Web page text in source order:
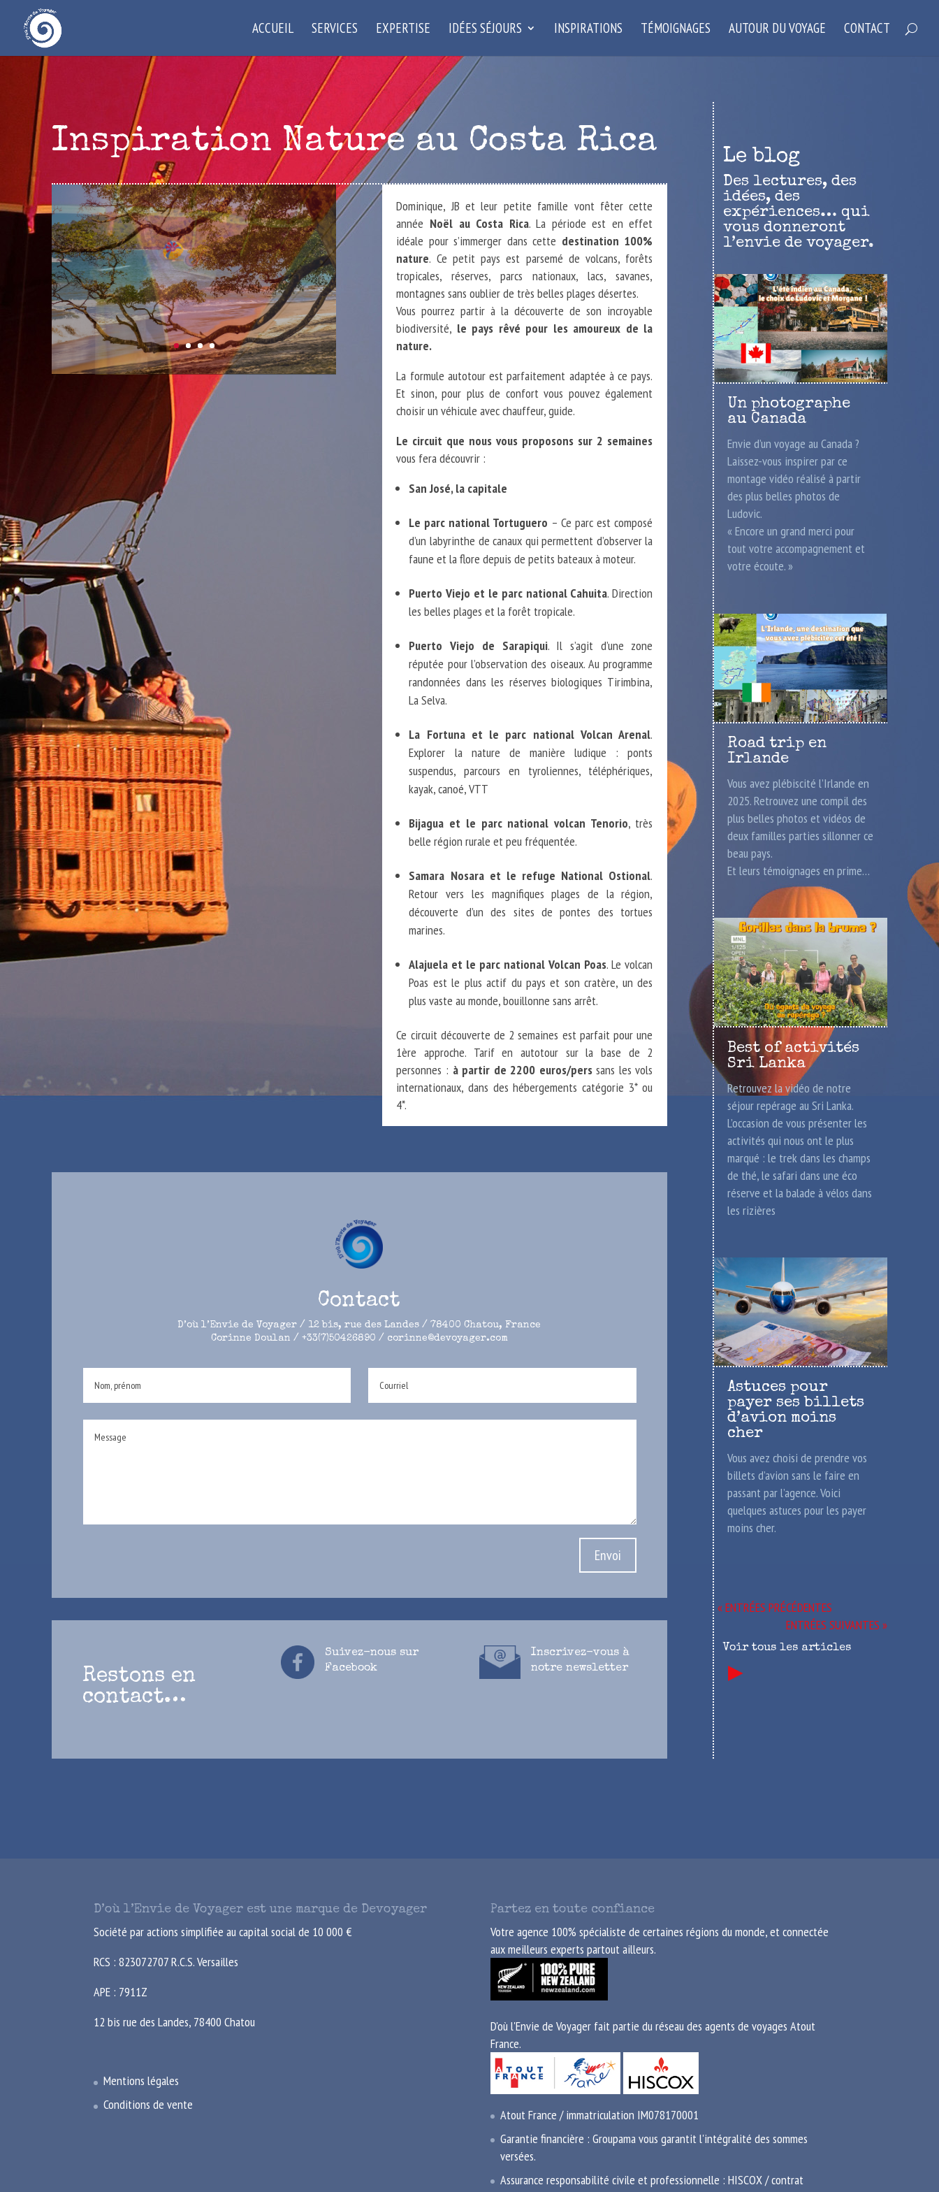
ACCUEIL SERVICES EXPERTISE IDÉES SÉJOURS INSPIRATIONS TÉMOIGNAGES AUTOUR DU VOYAGE CONTACT
Inspiration Nature au Costa Rica
Dominique, JB et leur petite famille vont fêter cette
année Noël au Costa Rica. La période est en effet
idéale pour s’immerger dans cette destination 100%
nature. Ce petit pays est parsemé de volcans, forêts
tropicales, réserves, parcs nationaux, lacs, savanes,
montagnes sans oublier de très belles plages désertes.
Vous pourrez partir à la découverte de son incroyable
biodiversité, le pays rêvé pour les amoureux de la
nature.
La formule autotour est parfaitement adaptée à ce pays.
Et sinon, pour plus de confort vous pouvez également
choisir un véhicule avec chauffeur, guide.
Le circuit que nous vous proposons sur 2 semaines
vous fera découvrir :
San José, la capitale
Le parc national Tortuguero – Ce parc est composé
d’un labyrinthe de canaux qui permettent d’observer la
faune et la flore depuis de petits bateaux à moteur.
Puerto Viejo et le parc national Cahuita. Direction
les belles plages et la forêt tropicale.
Puerto Viejo de Sarapiqui. Il s’agit d’une zone
réputée pour l’observation des oiseaux. Au programme
randonnées dans les réserves biologiques Tirimbina,
La Selva.
La Fortuna et le parc national Volcan Arenal.
Explorer la nature de manière ludique : ponts
suspendus, parcours en tyroliennes, téléphériques,
kayak, canoé, VTT
Bijagua et le parc national volcan Tenorio, très
belle région rurale et peu fréquentée.
Samara Nosara et le refuge National Ostional.
Retour vers les magnifiques plages de la région,
découverte d’un des sites de pontes des tortues
marines.
Alajuela et le parc national Volcan Poas. Le volcan
Poas est le plus actif du pays et son cratère, un des
plus vaste au monde, bouillonne sans arrêt.
Ce circuit découverte de 2 semaines est parfait pour une
1ère approche. Tarif en autotour sur la base de 2
personnes : à partir de 2200 euros/perssans les vols
internationaux, dans des hébergements catégorie 3* ou
4*.
Contact
D’où l’Envie de Voyager / 12 bis, rue des Landes / 78400 Chatou, France
Corinne Doulan / +33(7)50426890 / corinne@devoyager.com
Envoi
Restons en
contact…
Suivez-nous sur
Facebook
Inscrivez-vous à
notre newsletter
Le blog
Des lectures, des
idées, des
expériences… qui
vous donneront
l’envie de voyager.
Un photographe
au Canada
Envie d’un voyage au Canada ?
Laissez-vous inspirer par ce
montage vidéo réalisé à partir
des plus belles photos de
Ludovic.
« Encore un grand merci pour
tout votre accompagnement et
votre écoute. »
Road trip en
Irlande
Vous avez plébiscité l’Irlande en
2025. Retrouvez une compil des
plus belles photos et vidéos de
deux familles parties sillonner ce
beau pays.
Et leurs témoignages en prime…
Best of activités
Sri Lanka
Retrouvez la vidéo de notre
séjour repérage au Sri Lanka.
L’occasion de vous présenter les
activités qui nous ont le plus
marqué : le trek dans les champs
de thé, le safari dans une éco
réserve et la balade à vélos dans
les rizières
Astuces pour
payer ses billets
d’avion moins
cher
Vous avez choisi de prendre vos
billets d’avion sans le faire en
passant par l’agence. Voici
quelques astuces pour les payer
moins cher.
« ENTRÉES PRÉCÉDENTES
ENTRÉES SUIVANTES »
Voir tous les articles
►
D’où l’Envie de Voyager est une marque de Devoyager
Société par actions simplifiée au capital social de 10 000 €
RCS : 823072707 R.C.S. Versailles
APE : 7911Z
12 bis rue des Landes, 78400 Chatou
Mentions légales
Conditions de vente
Partez en toute confiance
Votre agence 100% spécialiste de certaines régions du monde, et connectée
aux meilleurs experts partout ailleurs.
D'où l'Envie de Voyager fait partie du réseau des agents de voyages Atout
France.
Atout France / immatriculation IM078170001
Garantie financière : Groupama vous garantit l'intégralité des sommes
versées.
Assurance responsabilité civile et professionnelle : HISCOX / contrat